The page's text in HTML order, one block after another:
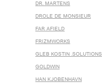
DR. MARTENS
DROLE DE MONSIEUR
FAR AFIELD
FRIZMWORKS
GLEB KOSTIN .SOLUTIONS
GOLDWIN
HAN KJOBENHAVN